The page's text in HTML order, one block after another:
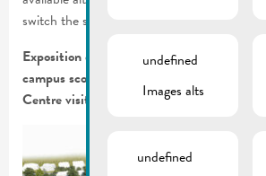
switch the site language to another available
Exposition des 4 projets retenus du
campus scolaire Gewännchen » du 26
Centre visit Remich.
undefined
Images alts
undefined